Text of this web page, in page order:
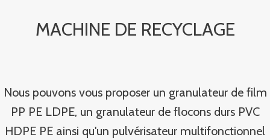
MACHINE DE RECYCLAGE
Nous pouvons vous proposer un granulateur de film
PP PE LDPE, un granulateur de flocons durs PVC
HDPE PE ainsi qu'un pulvérisateur multifonctionnel